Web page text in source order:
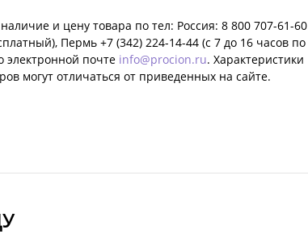
и цену товара по тел: Россия: 8 800 707-61-60
Пермь +7 (342) 224-14-44 (c 7 до 16 часов по
электронной почте info@procion.ru. Характеристики
могут отличаться от приведенных на сайте.